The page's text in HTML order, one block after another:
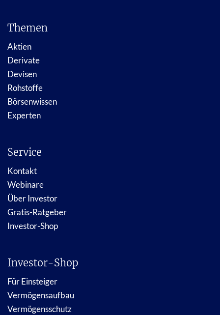
Themen
Aktien
Derivate
Devisen
Rohstoffe
Börsenwissen
Experten
Service
Kontakt
Webinare
Über Investor
Gratis-Ratgeber
Investor-Shop
Investor-Shop
Für Einsteiger
Vermögensaufbau
Vermögensschutz